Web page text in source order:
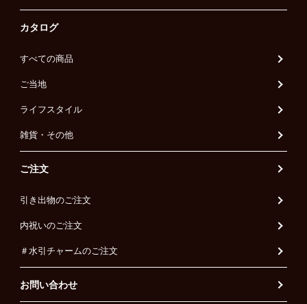
カタログ
すべての商品
ご当地
ライフスタイル
雑貨・その他
ご注文
引き出物のご注文
内祝いのご注文
＃水引チャームのご注文
お問い合わせ